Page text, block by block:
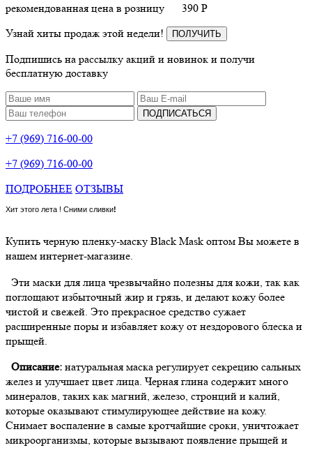
рекомендованная цена в розницу
390 P
Узнай хиты продаж этой недели!
ПОЛУЧИТЬ
Подпишись на рассылку акций и новинок и получи
бесплатную доставку
ПОДПИСАТЬСЯ
+7 (969) 716-00-00
+7 (969) 716-00-00
ПОДРОБНЕЕ ОТЗЫВЫ
Хит этого лета ! Сними сливки!
Купить черную пленку-маску Black Mask оптом Вы можете в
нашем интернет-магазине.
Эти маски для лица чрезвычайно полезны для кожи, так как
поглощают избыточный жир и грязь, и делают кожу более
чистой и свежей. Это прекрасное средство сужает
расширенные поры и избавляет кожу от нездорового блеска и
прыщей.
Описание: натуральная маска регулирует секрецию сальных
желез и улучшает цвет лица. Черная глина содержит много
минералов, таких как магний, железо, стронций и калий,
которые оказывают стимулирующее действие на кожу.
Снимает воспаление в самые кротчайшие сроки, уничтожает
микроорганизмы, которые вызывают появление прыщей и